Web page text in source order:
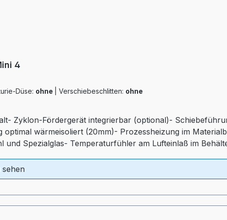
4
Düse: ohne Verschiebeschlitten: ohne
Zyklon-Fördergerät integrierbar (optional)-
optimal wärmeisoliert (20mm)- Prozessheizung im
und Spezialglas- Temperaturfühler am Lufteinlaß im